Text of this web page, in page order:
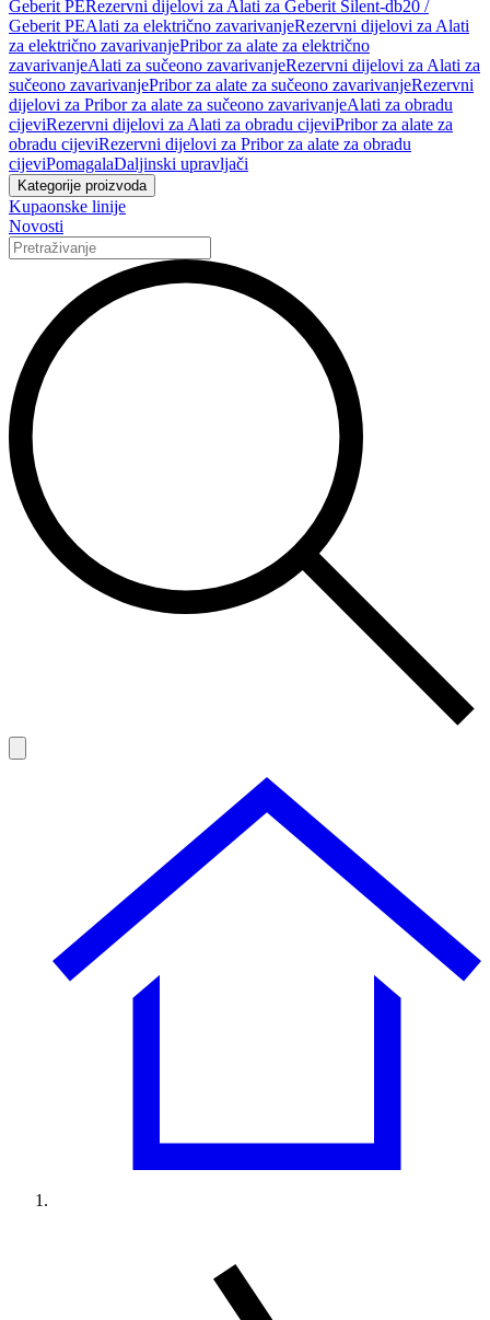
Geberit PERezervni dijelovi za Alati za Geberit Silent-db20 /
Geberit PEAlati za električno zavarivanjeRezervni dijelovi za Alati
za električno zavarivanjePribor za alate za električno
zavarivanjeAlati za sučeono zavarivanjeRezervni dijelovi za Alati za
sučeono zavarivanjePribor za alate za sučeono zavarivanjeRezervni
dijelovi za Pribor za alate za sučeono zavarivanjeAlati za obradu
cijeviRezervni dijelovi za Alati za obradu cijeviPribor za alate za
obradu cijeviRezervni dijelovi za Pribor za alate za obradu
cijeviPomagalaDaljinski upravljači
Kategorije proizvoda
Kupaonske linije
Novosti